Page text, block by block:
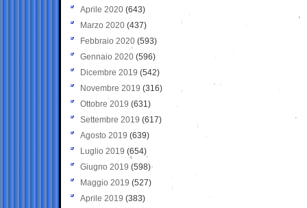
Aprile 2020 (643)
Marzo 2020 (437)
Febbraio 2020 (593)
Gennaio 2020 (596)
Dicembre 2019 (542)
Novembre 2019 (316)
Ottobre 2019 (631)
Settembre 2019 (617)
Agosto 2019 (639)
Luglio 2019 (654)
Giugno 2019 (598)
Maggio 2019 (527)
Aprile 2019 (383)